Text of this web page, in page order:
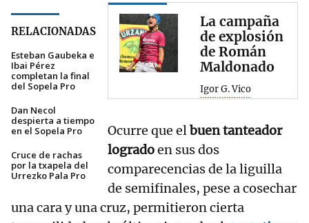
RELACIONADAS
Esteban Gaubeka e
Ibai Pérez
completan la final
del Sopela Pro
Dan Necol
despierta a tiempo
en el Sopela Pro
Cruce de rachas
por la txapela del
Urrezko Pala Pro
La campaña
de explosión
de Román
Maldonado
Igor G. Vico
Ocurre que elbuen tanteador
logradoen sus dos
comparecencias de la liguilla
de semifinales, pese a cosechar
una cara y una cruz, permitieron cierta